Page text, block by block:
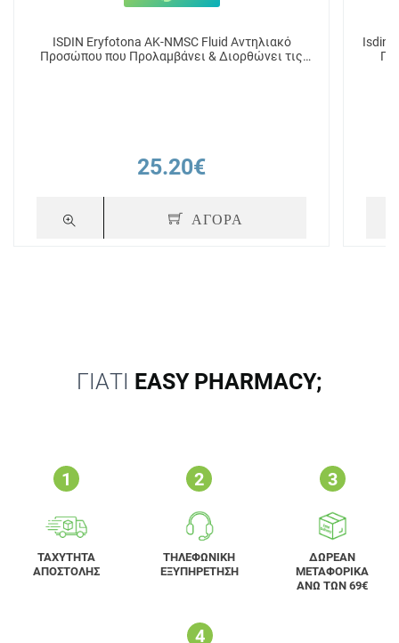
ISDIN Eryfotona AK-NMSC Fluid Αντηλιακό
Προσώπου που Προλαμβάνει & Διορθώνει τις
25.20€
ΑΓΟΡΑ
Isdin
ΓΙΑΤΙ EASY PHARMACY;
ΤΑΧΥΤΗΤΑ
ΑΠΟΣΤΟΛΗΣ
ΤΗΛΕΦΩΝΙΚΗ
ΕΞΥΠΗΡΕΤΗΣΗ
ΔΩΡΕΑΝ
ΜΕΤΑΦΟΡΙΚΑ
ΑΝΩ ΤΩΝ 69€